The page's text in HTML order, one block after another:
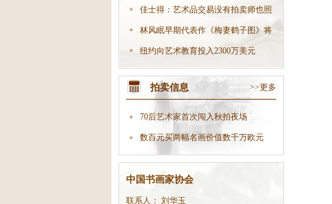
全社会树立起良好的协会形象。
万
佳士得：艺术品交易没有拍卖师也照
样生
林风眠早期代表作《梅妻鹤子图》将
现身
纽约向艺术教育投入2300万美元
拍卖信息 >>更多
70后艺术家首次闯入秋拍夜场
数百元买两幅名画价值数千万欧元
中国书画家协会
联系人： 刘华玉